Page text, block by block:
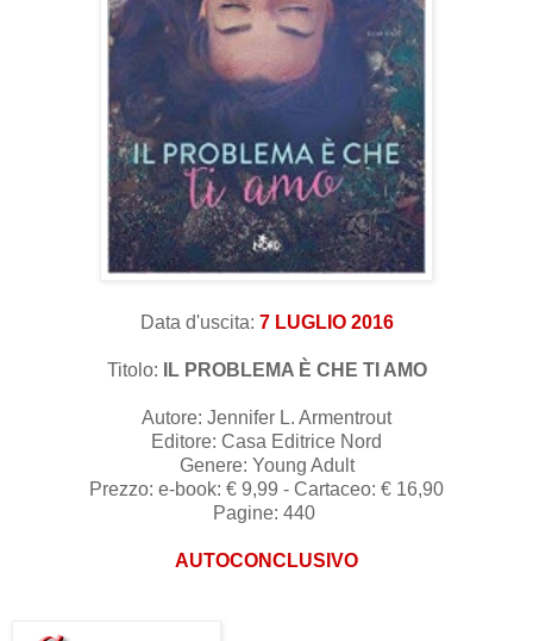
Data d'uscita: 7 LUGLIO 2016
Titolo: IL PROBLEMA È CHE TI AMO
Autore: Jennifer L. Armentrout
Editore: Casa Editrice Nord
Genere: Young Adult
Prezzo: e-book: € 9,99 - Cartaceo: € 16,90
Pagine: 440
AUTOCONCLUSIVO